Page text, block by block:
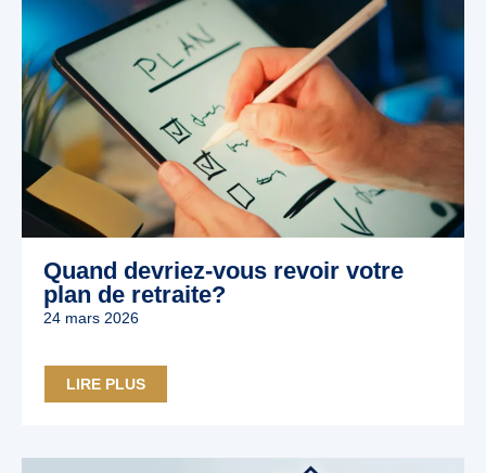
Quand devriez-vous revoir votre
plan de retraite?
24 mars 2026
LIRE PLUS